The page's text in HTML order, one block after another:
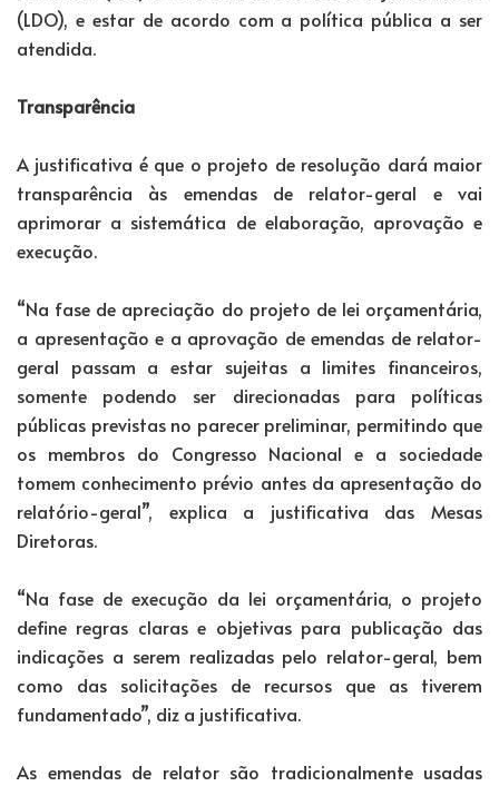
(LDO), e estar de acordo com a política pública a ser
atendida.
Transparência
A justificativa é que o projeto de resolução dará maior
transparência às emendas de relator-geral e vai
aprimorar a sistemática de elaboração, aprovação e
execução.
“Na fase de apreciação do projeto de lei orçamentária,
a apresentação e a aprovação de emendas de relator-
geral passam a estar sujeitas a limites financeiros,
somente podendo ser direcionadas para políticas
públicas previstas no parecer preliminar, permitindo que
os membros do Congresso Nacional e a sociedade
tomem conhecimento prévio antes da apresentação do
relatório-geral”, explica a justificativa das Mesas
Diretoras.
“Na fase de execução da lei orçamentária, o projeto
define regras claras e objetivas para publicação das
indicações a serem realizadas pelo relator-geral, bem
como das solicitações de recursos que as tiverem
fundamentado”, diz a justificativa.
As emendas de relator são tradicionalmente usadas